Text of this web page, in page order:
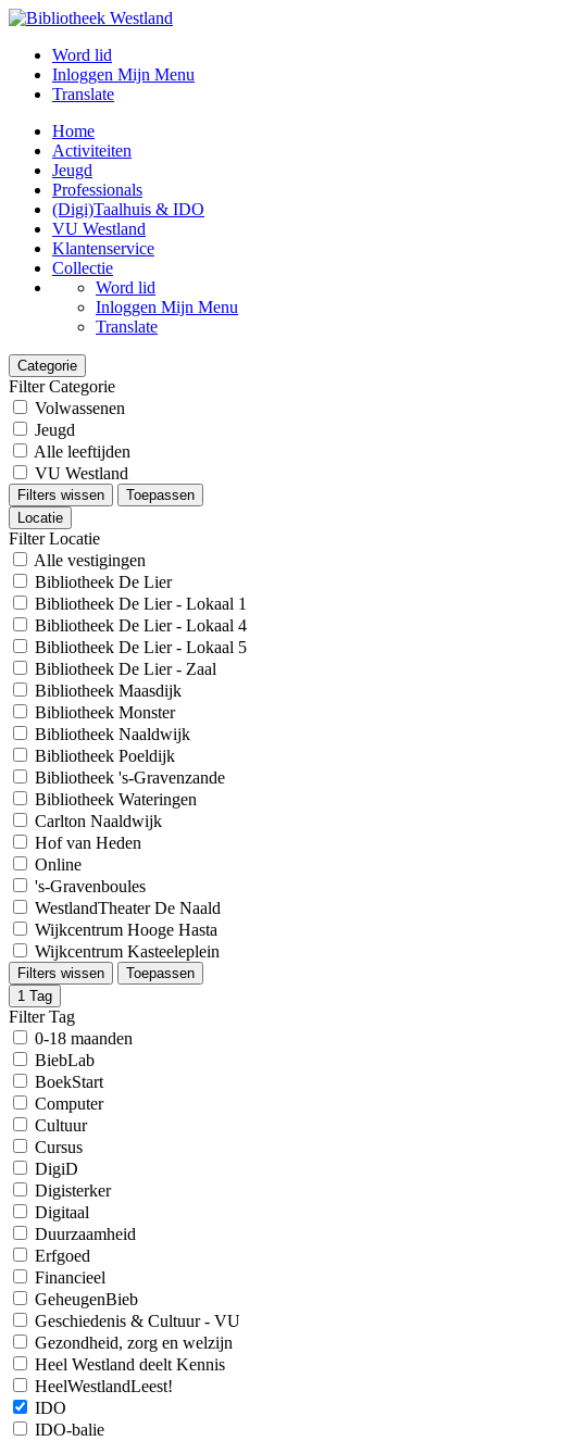
Word lid
Inloggen Mijn Menu
Translate
Home
Activiteiten
Jeugd
Professionals
(Digi)Taalhuis & IDO
VU Westland
Klantenservice
Collectie
Word lid
Inloggen Mijn Menu
Translate
Categorie
Filter Categorie
Volwassenen
Jeugd
Alle leeftijden
VU Westland
Filters wissen
Toepassen
Locatie
Filter Locatie
Alle vestigingen
Bibliotheek De Lier
Bibliotheek De Lier - Lokaal 1
Bibliotheek De Lier - Lokaal 4
Bibliotheek De Lier - Lokaal 5
Bibliotheek De Lier - Zaal
Bibliotheek Maasdijk
Bibliotheek Monster
Bibliotheek Naaldwijk
Bibliotheek Poeldijk
Bibliotheek 's-Gravenzande
Bibliotheek Wateringen
Carlton Naaldwijk
Hof van Heden
Online
's-Gravenboules
WestlandTheater De Naald
Wijkcentrum Hooge Hasta
Wijkcentrum Kasteeleplein
Filters wissen
Toepassen
1 Tag
Filter Tag
0-18 maanden
BiebLab
BoekStart
Computer
Cultuur
Cursus
DigiD
Digisterker
Digitaal
Duurzaamheid
Erfgoed
Financieel
GeheugenBieb
Geschiedenis & Cultuur - VU
Gezondheid, zorg en welzijn
Heel Westland deelt Kennis
HeelWestlandLeest!
IDO
IDO-balie